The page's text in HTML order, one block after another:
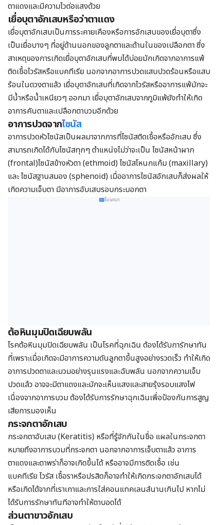
ตาแดงและมีความไวต่อแสงด้วย
เยื่อบุตาอักเสบหรือว่าตาแดง
เยื่อบุตาอักเสบเป็นการระคายเคืองหรือการอักเสบของเยื่อบุตาซึ่ง
เป็นเยื่อบางๆ ที่อยู่ด้านนอกของลูกตาและด้านในของเปลือกตา ซึ่ง
สาเหตุของการเกิดเยื่อบุตาอักเสบที่พบได้บ่อยมักเกิดจากอาการแพ้
ติดเชื้อไวรัสหรือแบคทีเรีย นอกจากอาการปวดแสบปวดร้อนหรือแสบ
ร้อนในดวงตาแล้ว เยื่อบุตาอักเสบที่เกิดจากไวรัสหรืออาการแพ้มักจะ
มีน้ำหรือน้ำเหนียวๆ ออกมา เยื่อบุตาอักเสบจากภูมิแพ้ยังทำให้เกิด
อาการคันตาและเปลือกตาบวมอีกด้วย
อาการปวดจากไซนัส
อาการปวดหัวไซนัสเป็นผลมาจากการที่ไซนัสติดเชื้อหรืออักเสบ ซึ่ง
สามารถเกิดได้กับไซนัสทุกๆ ตำแหน่งไม่ว่าจะเป็น ไซนัสหน้าผาก
(frontal)ไซนัสข้างหัวตา (ethmoid) ไซนัสโหนกแก้ม (maxillary)
และ ไซนัสฐานสมอง (sphenoid) เมื่ออาการไซนัสอักเสบก็ส่งผลให้
เกิดความเจ็บตา มีอาการอับเสบรอบกระบอกตา
โฆษณา
ต้อหินมุมปิดเฉียบพลัน
โรคต้อหินมุมปิดเฉียบพลัน เป็นโรคที่ฉุกเฉิน ต้องได้รับการักษาทัน
ที่เพราะเมื่อเกิดจะมีอาการความดันลูกตาขึ้นสูงอย่างรวดเร็ว ทำให้เกิด
อาการปวดตาและบวมอย่างรุนแรงและฉับพลัน นอกจากความเจ็บ
ปวดแล้ว อาจจะมีตาแดงและมักจะเห็นแสงและสายรุ้งรอบแสงไฟ
เนื่องจากอาการบวม ต้องได้รับการรักษาฉุกเฉินเพื่อป้องกันการสูญ
เสียการมองเห็น
กระจกตาอักเสบ
กระจกตาอับเสบ (Keratitis) หรือที่รู้จักกันในชื่อ แผลในกระจกตา
หมายถึงอาการบวมที่กระจกตา นอกจากอาการเจ็บตาแล้ว อาการ
ตาแดงและตาพร่าก็อาจเกิดขึ้นได้ หรืออาจมีการติดเชื้อ เช่น
แบคทีเรีย ไวรัส เชื้อราหรือปรสิตก็อาจทำให้เกิดกระจกตาอักเสบได้
หรือเกิดได้จากที่เราเกาและการใส่คอนแทคเลนส์นานเกินไป หากไม่
ได้รับการรักษาทันทีอาจทำให้ตาบอดได้
ส่วนตาขาวอักเสบ